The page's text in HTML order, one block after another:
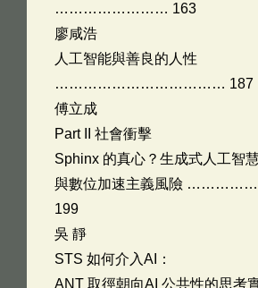
…………………… 163
廖咸浩
人工智能與善良的人性
……………………………… 187
傅立成
Part II 社會衝擊
Sphinx 的真心？生成式人工智
與數位加速主義風險
199
吳 靜
STS 如何介入AI：
ANT 取徑朝向AI 公共性的思